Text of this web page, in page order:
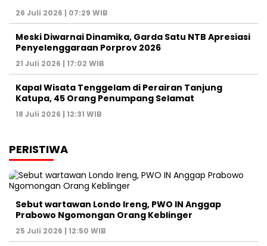
26 Juli 2026 | 07:29 WIB
Meski Diwarnai Dinamika, Garda Satu NTB Apresiasi
Penyelenggaraan Porprov 2026 ‎
21 Juli 2026 | 17:02 WIB
Kapal Wisata Tenggelam di Perairan Tanjung
Katupa, 45 Orang Penumpang Selamat
18 Juli 2026 | 12:31 WIB
PERISTIWA
Sebut wartawan Londo Ireng, PWO IN Anggap
Prabowo Ngomongan Orang Keblinger
25 Juli 2026 | 12:50 WIB